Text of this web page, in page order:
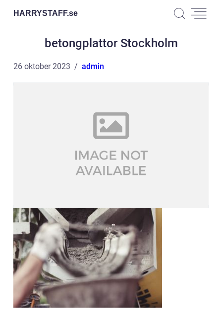
HARRYSTAFF.se
betongplattor Stockholm
26 oktober 2023 admin